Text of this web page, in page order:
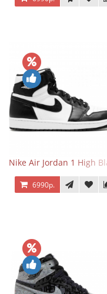
Nike Air Jordan 1 High
6990р.